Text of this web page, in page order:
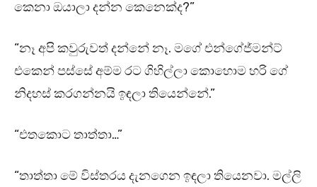
කෙනා ඔයාලා දන්න කෙනෙක්ද?”
“නෑ අපි කවුරුවත් දන්නේ නෑ. මගේ එන්ගේජ්මන්ට්
එකෙන් පස්සේ අම්ම රට ගිහිල්ලා කොහොම හරි ගේ
නිදහස් කරගන්නයි ඉඳලා තියෙන්නේ.”
“එතකොට තාත්තා…”
“තාත්තා මේ විස්තරය දැනගෙන ඉඳලා තියෙනවා. මල්ලි